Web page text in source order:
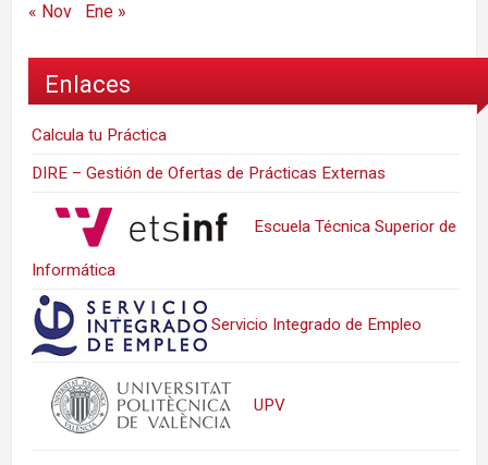
« Nov Ene »
Enlaces
Calcula tu Práctica
DIRE – Gestión de Ofertas de Prácticas Externas
Escuela Técnica Superior de
Informática
Servicio Integrado de Empleo
UPV